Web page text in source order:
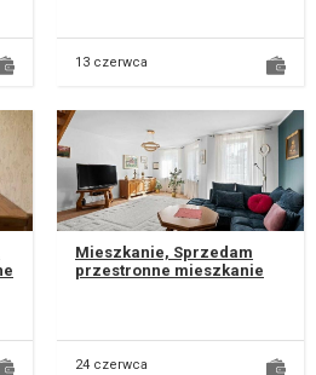
13 czerwca
Mieszkanie, Sprzedam
przestronne mieszkanie
24 czerwca